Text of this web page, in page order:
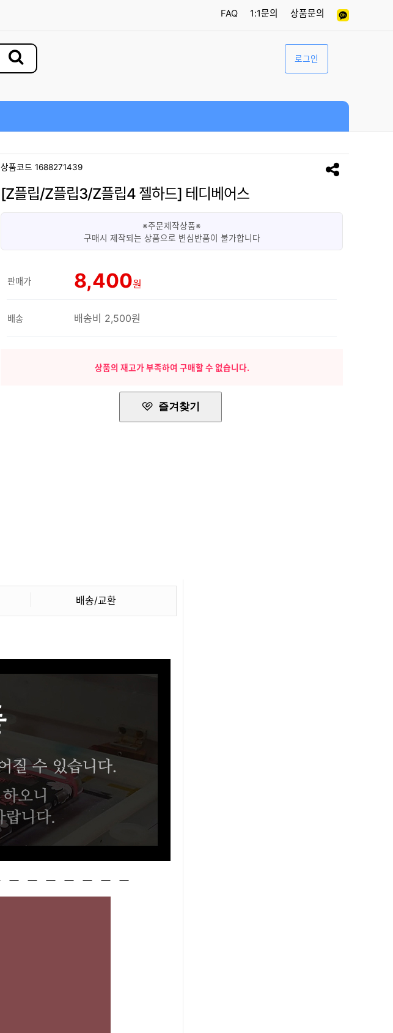
FAQ 1:1문의 상품문의
로그인
상품코드 1688271439
[Z플립/Z플립3/Z플립4 젤하드] 테디베어스
※주문제작상품※
구매시 제작되는 상품으로 변심반품이 불가합니다
판매가 8,400원
배송 배송비 2,500원
상품의 재고가 부족하여 구매할 수 없습니다.
즐겨찾기
배송/교환